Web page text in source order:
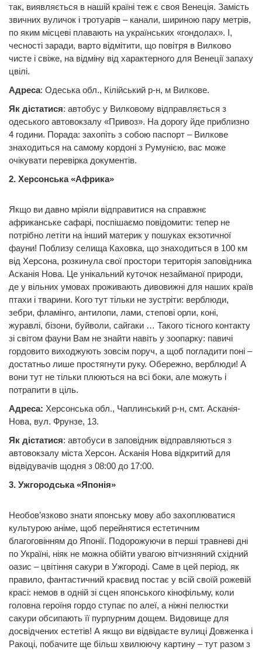
так, виявляється в нашій країні теж є своя Венеція. Замість
звичних вуличок і тротуарів – канали, шириною пару метрів,
по яким місцеві плавають на українських «гондолах». І,
чесності заради, варто відмітити, що повітря в Вилково
чисте і свіже, на відміну від характерного для Венеції запаху
цвілі.
Адреса: Одеська обл., Кілійський р-н, м Вилкове.
Як дістатися: автобус у Вилковому відправляється з
одеського автовокзалу «Привоз». На дорогу йде приблизно
4 години. Порада: захопіть з собою паспорт – Вилкове
знаходиться на самому кордоні з Румунією, вас може
очікувати перевірка документів.
2. Херсонська «Африка»
Якщо ви давно мріяли відправитися на справжнє
африканське сафарі, поспішаємо повідомити: тепер не
потрібно летіти на інший материк у пошуках екзотичної
фауни! Поблизу селища Каховка, що знаходиться в 100 км
від Херсона, розкинула свої простори територія заповідника
Асканія Нова. Це унікальний куточок незайманої природи,
де у вільних умовах проживають дивовижні для наших країв
птахи і тварини. Кого тут тільки не зустріти: верблюди,
зебри, фламінго, антилопи, лами, степові орли, коні,
журавлі, бізони, буйволи, сайгаки … Такого тісного контакту
зі світом фауни Вам не знайти навіть у зоопарку: павичі
гордовито виходжують зовсім поруч, а щоб погладити поні –
достатньо лише простягнути руку. Обережно, верблюди! А
вони тут не тільки плюються на всі боки, але можуть і
потрапити в ціль.
Адреса: Херсонська обл., Чаплинський р-н, смт. Асканія-
Нова, вул. Фрунзе, 13.
Як дістатися: автобуси в заповідник відправляються з
автовокзалу міста Херсон. Асканія Нова відкритий для
відвідувачів щодня з 08:00 до 17:00.
3. Ужгородська «Японія»
Необов’язково знати японську мову або захоплюватися
культурою аніме, щоб перейнятися естетичним
благоговінням до Японії. Подорожуючи в перші травневі дні
по Україні, ніяк не можна обійти увагою вітчизняний східний
оазис – цвітіння сакури в Ужгороді. Саме в цей період, як
правило, фантастичний краєвид постає у всій своїй рожевій
красі: немов в одній зі сцен японського кінофільму, коли
головна героїня гордо ступає по алеї, а ніжні пелюстки
сакури обсипають її пурпурним дощем. Видовище для
досвідчених естетів! А якщо ви відвідаєте вулиці Довженка і
Ракоці, побачите ще більш хвилюючу картину – тут разом з